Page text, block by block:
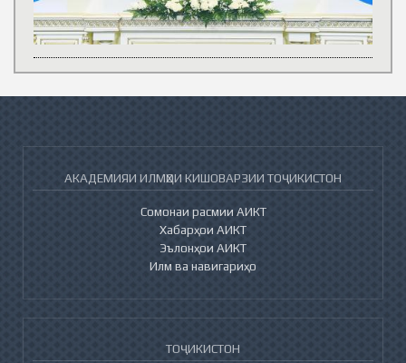
АКАДЕМИЯИ ИЛМҲОИ КИШОВАРЗИИ ТОҶИКИСТОН
Сомонаи расмии АИКТ
Хабарҳои АИКТ
Эълонҳои АИКТ
Илм ва навигариҳо
ТОҶИКИСТОН